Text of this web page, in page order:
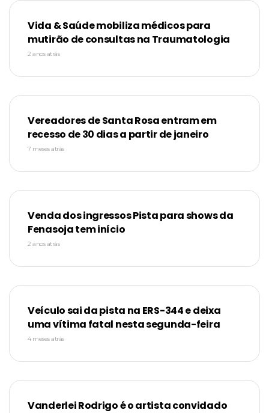
Vida & Saúde mobiliza médicos para
mutirão de consultas na Traumatologia
2 anos atrás
Vereadores de Santa Rosa entram em
recesso de 30 dias a partir de janeiro
7 meses atrás
Venda dos ingressos Pista para shows da
Fenasoja tem início
2 anos atrás
Veículo sai da pista na ERS-344 e deixa
uma vítima fatal nesta segunda-feira
4 meses atrás
Vanderlei Rodrigo é o artista convidado